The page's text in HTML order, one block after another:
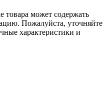
товара может содержать
Пожалуйста, уточняйте
характеристики и